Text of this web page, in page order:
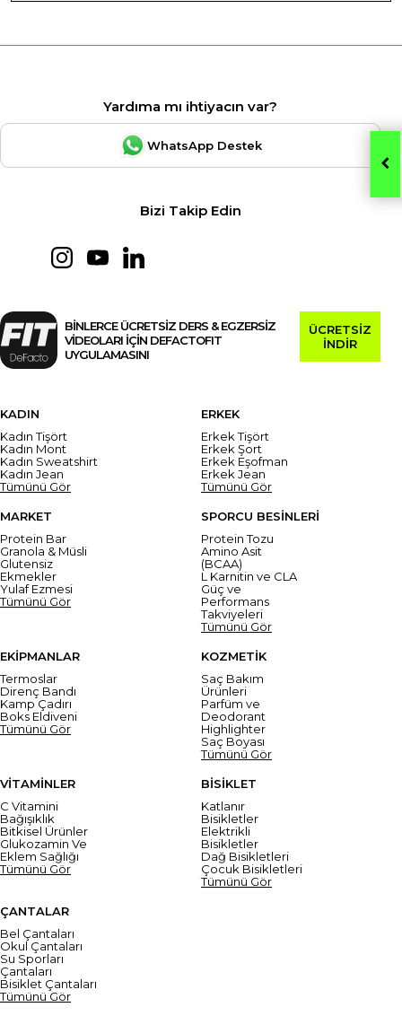
Yardıma mı ihtiyacın var?
WhatsApp Destek
Bizi Takip Edin
BİNLERCE ÜCRETSİZ DERS & EGZERSİZ
VİDEOLARI İÇİN DEFACTOFIT
UYGULAMASINI
ÜCRETSİZ
İNDİR
KADIN
Kadın Tişört
Kadın Mont
Kadın Sweatshirt
Kadın Jean
Tümünü Gör
ERKEK
Erkek Tişört
Erkek Şort
Erkek Eşofman
Erkek Jean
Tümünü Gör
MARKET
Protein Bar
Granola & Müsli
Glutensiz
Ekmekler
Yulaf Ezmesi
Tümünü Gör
SPORCU BESİNLERİ
Protein Tozu
Amino Asit
(BCAA)
L Karnitin ve CLA
Güç ve
Performans
Takviyeleri
Tümünü Gör
EKİPMANLAR
Termoslar
Direnç Bandı
Kamp Çadırı
Boks Eldiveni
Tümünü Gör
KOZMETİK
Saç Bakım
Ürünleri
Parfüm ve
Deodorant
Highlighter
Saç Boyası
Tümünü Gör
VİTAMİNLER
C Vitamini
Bağışıklık
Bitkisel Ürünler
Glukozamin Ve
Eklem Sağlığı
Tümünü Gör
BİSİKLET
Katlanır
Bisikletler
Elektrikli
Bisikletler
Dağ Bisikletleri
Çocuk Bisikletleri
Tümünü Gör
ÇANTALAR
Bel Çantaları
Okul Çantaları
Su Sporları
Çantaları
Bisiklet Çantaları
Tümünü Gör